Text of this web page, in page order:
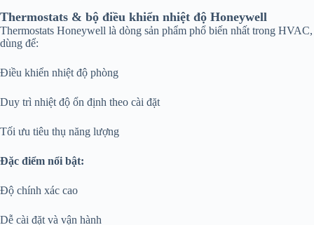
Thermostats & bộ điều khiển nhiệt độ Honeywell
Thermostats Honeywell là dòng sản phẩm phổ biến nhất trong HVAC,
dùng để:
Điều khiển nhiệt độ phòng
Duy trì nhiệt độ ổn định theo cài đặt
Tối ưu tiêu thụ năng lượng
Đặc điểm nổi bật:
Độ chính xác cao
Dễ cài đặt và vận hành